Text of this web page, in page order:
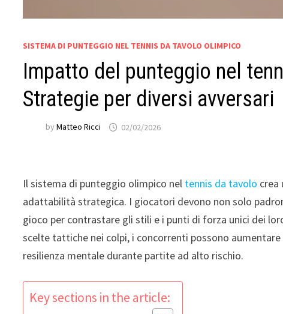
SISTEMA DI PUNTEGGIO NEL TENNIS DA TAVOLO OLIMPICO
Impatto del punteggio nel
Strategie per diversi avversari
byMatteo Ricci 02/02/2026
Il sistema di punteggio olimpico nel tennis da tavolo crea
adattabilità strategica. I giocatori devono non solo
gioco per contrastare gli stili e i punti di forza unici dei
scelte tattiche nei colpi, i concorrenti possono
resilienza mentale durante partite ad alto rischio.
Key sections in the article: